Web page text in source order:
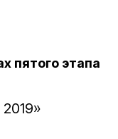
пятого этапа